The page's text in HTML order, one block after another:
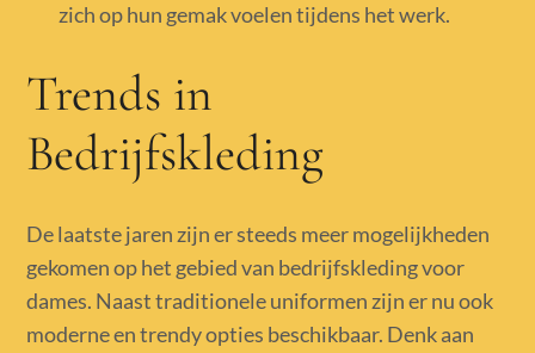
zich op hun gemak voelen tijdens het werk.
Trends in
Bedrijfskleding
De laatste jaren zijn er steeds meer mogelijkheden
gekomen op het gebied van bedrijfskleding voor
dames. Naast traditionele uniformen zijn er nu ook
moderne en trendy opties beschikbaar. Denk aan